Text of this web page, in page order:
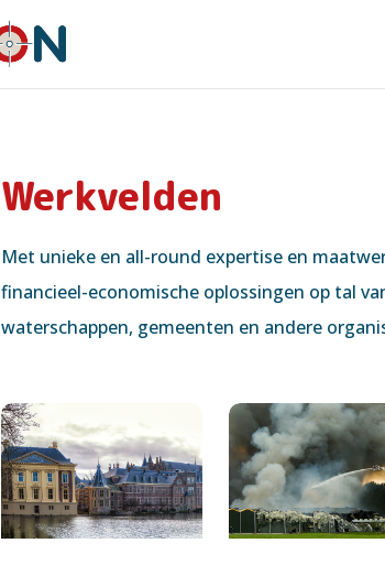
Werkvelden
Met unieke en all-round expertise en
financieel-economische oplossingen op tal
waterschappen, gemeenten en andere